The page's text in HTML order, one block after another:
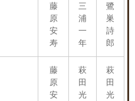
藤
原
安
寿
三
浦
一
年
鷺
巣
詩
郎
藤
原
安
萩
田
光
萩
田
光